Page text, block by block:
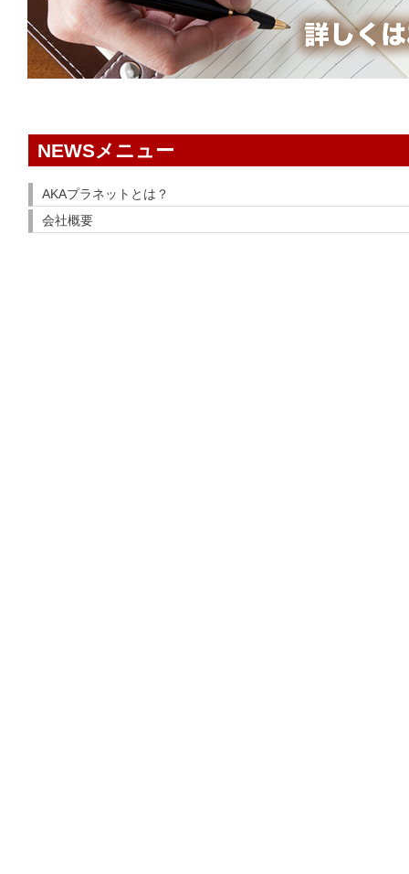
NEWSメニュー
AKAプラネットとは？
会社概要